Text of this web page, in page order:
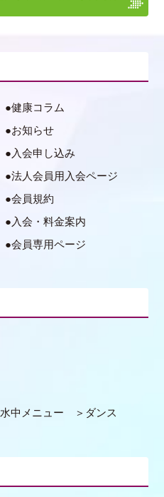
健康コラム
お知らせ
入会申し込み
法人会員用入会ページ
会員規約
入会・料金案内
会員専用ページ
水中メニュー
ダンス